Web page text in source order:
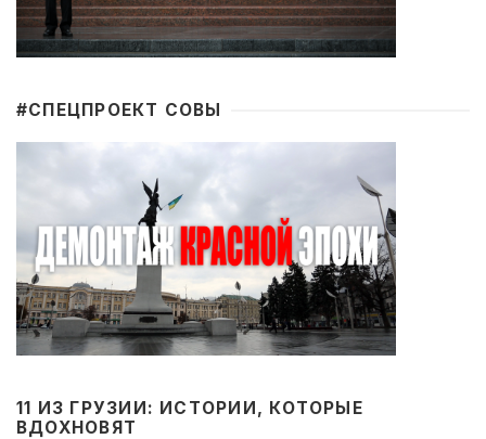
#CПЕЦПРОЕКТ СОВЫ
11 ИЗ ГРУЗИИ: ИСТОРИИ, КОТОРЫЕ
ВДОХНОВЯТ